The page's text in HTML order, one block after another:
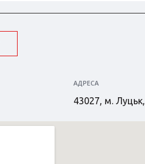
АДРЕСА
43027, м.